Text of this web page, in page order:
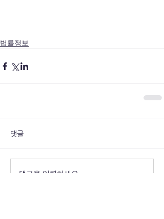
법률정보
댓글
댓글을 입력하세요.